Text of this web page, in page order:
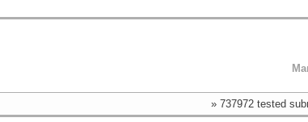
» 737972 tested